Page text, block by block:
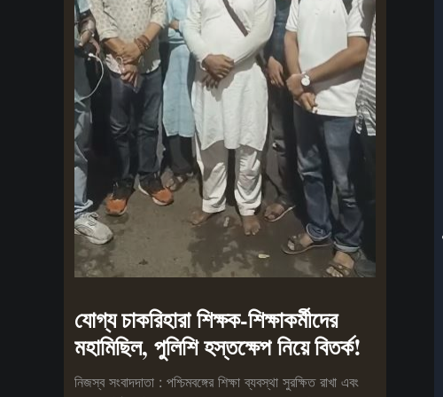
যোগ্য চাকরিহারা শিক্ষক-শিক্ষাকর্মীদের
মহামিছিল, পুলিশি হস্তক্ষেপ নিয়ে বিতর্ক!
নিজস্ব সংবাদদাতা : পশ্চিমবঙ্গের শিক্ষা ব্যবস্থা সুরক্ষিত রাখা এবং